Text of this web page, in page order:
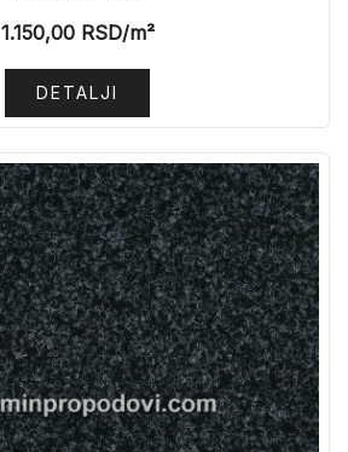
1.150,00RSD/m²
DETALJI